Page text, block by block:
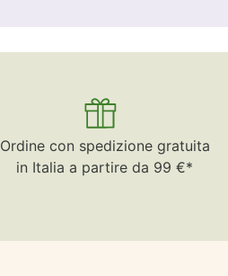
Ordine con spedizione gratuita
in Italia a partire da 99 €*